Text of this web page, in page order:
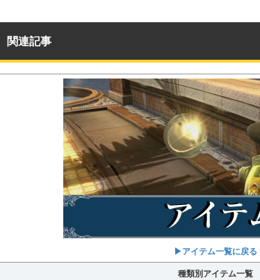
関連記事
▶︎アイテム一覧に戻る
種類別アイテム一覧